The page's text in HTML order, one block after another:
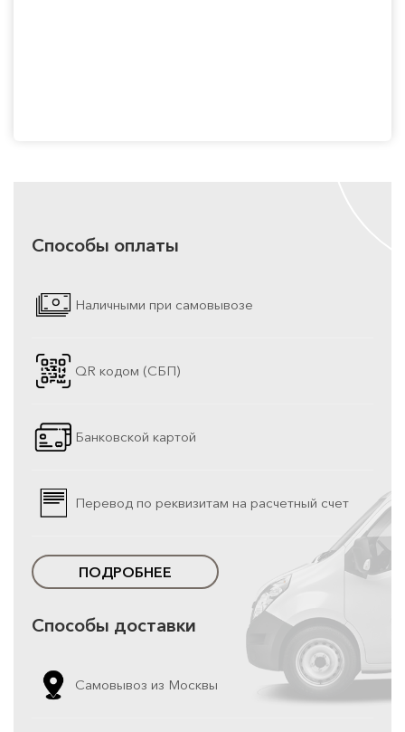
Способы оплаты
Наличными при самовывозе
QR кодом (СБП)
Банковской картой
Перевод по реквизитам на расчетный счет
ПОДРОБНЕЕ
Способы доставки
Самовывоз из Москвы